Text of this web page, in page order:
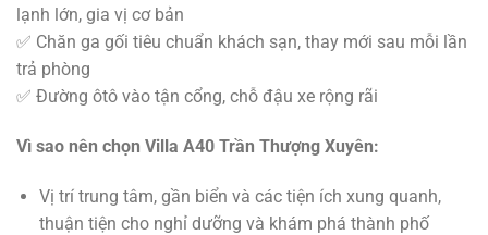
lạnh lớn, gia vị cơ bản
✅ Chăn ga gối tiêu chuẩn khách sạn, thay mới sau mỗi lần
trả phòng
✅ Đường ôtô vào tận cổng, chỗ đậu xe rộng rãi
Vì sao nên chọn Villa A40 Trần Thượng Xuyên:
Vị trí trung tâm, gần biển và các tiện ích xung quanh,
thuận tiện cho nghỉ dưỡng và khám phá thành phố